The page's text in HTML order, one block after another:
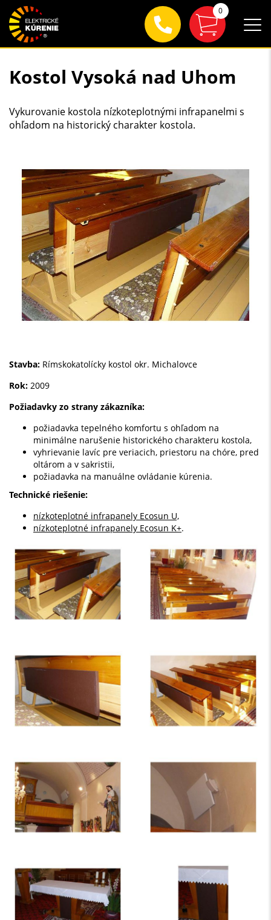
Kostol Vysoká nad Uhom
Vykurovanie kostola nízkoteplotnými infrapanelmi s
ohľadom na historický charakter kostola.
Stavba: Rímskokatolícky kostol okr. Michalovce
Rok: 2009
Požiadavky zo strany zákazníka:
požiadavka tepelného komfortu s ohľadom na
minimálne narušenie historického charakteru kostola,
vyhrievanie lavíc pre veriacich, priestoru na chóre, pred
oltárom a v sakristii,
požiadavka na manuálne ovládanie kúrenia.
Technické riešenie:
nízkoteplotné infrapanely Ecosun U,
nízkoteplotné infrapanely Ecosun K+.
0